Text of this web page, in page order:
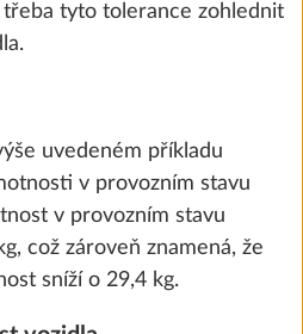
Přidat
třeba tyto tolerance zohlednit
uvedeném příkladu
v provozním stavu
v provozním stavu
což zároveň znamená, že
sníží o 29,4 kg.